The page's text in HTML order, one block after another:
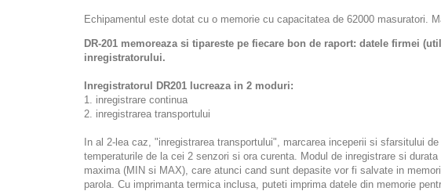
Echipamentul este dotat cu o memorie cu capacitatea de 62000 masuratori.
DR-201 memoreaza si tipareste pe fiecare bon de raport: datele firmei
inregistratorului.
Inregistratorul DR201 lucreaza in 2 moduri:
1. inregistrare continua
2. inregistrarea transportului
In al 2-lea caz, "inregistrarea transportului", marcarea inceperii si sfarsitului
temperaturile de la cei 2 senzori si ora curenta. Modul de inregistrare si
maxima (MIN si MAX), care atunci cand sunt depasite vor fi salvate in
parola. Cu imprimanta termica inclusa, puteti imprima datele din memorie